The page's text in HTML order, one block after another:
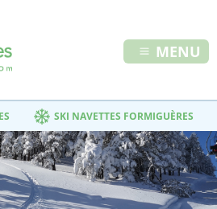
MENU
SKI NAVETTES FORMIGUÈRES